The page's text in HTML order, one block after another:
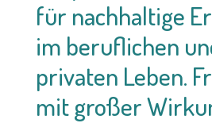
für nachhaltige
im beruflichen
privaten Leben.
mit großer